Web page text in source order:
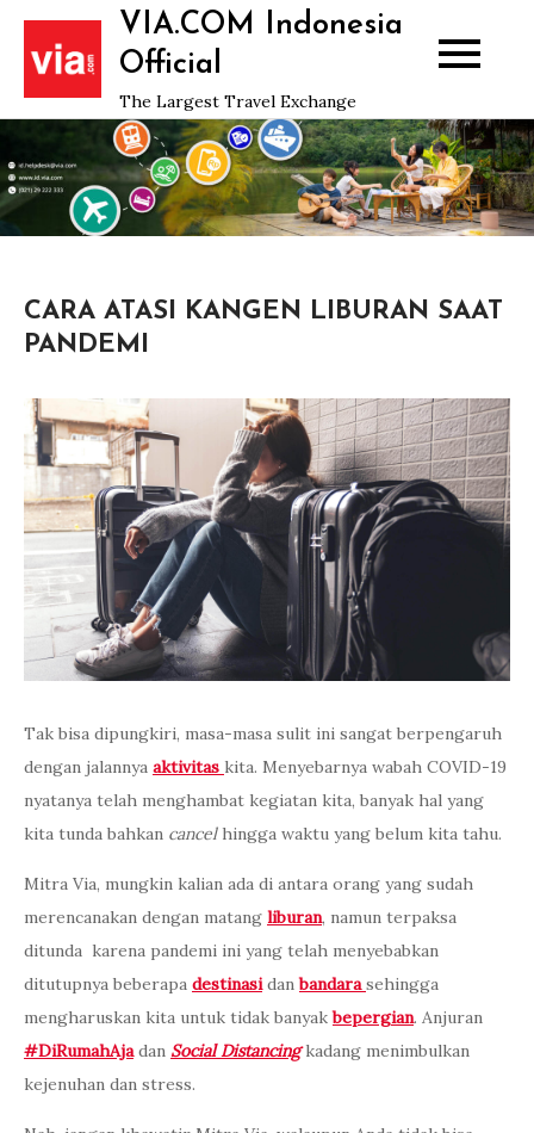
Skip
content
VIA.COM Indonesia
Official
The Largest Travel Exchange
CARA ATASI KANGEN LIBURAN SAAT
PANDEMI
Tak bisa dipungkiri, masa-masa sulit ini sangat berpengaruh
dengan jalannya aktivitas kita. Menyebarnya wabah COVID-19
nyatanya telah menghambat kegiatan kita, banyak hal yang
kita tunda bahkan cancelhingga waktu yang belum kita tahu.
Mitra Via, mungkin kalian ada di antara orang yang sudah
merencanakan dengan matang liburan, namun terpaksa
ditunda karena pandemi ini yang telah menyebabkan
ditutupnya beberapa destinasidanbandarasehingga
mengharuskan kita untuk tidak banyakbepergian. Anjuran
#DiRumahAjadan Social Distancingkadang menimbulkan
kejenuhan dan stress.